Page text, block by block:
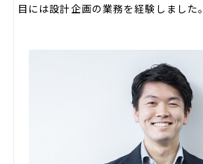
目には設計企画の業務を経験しました。